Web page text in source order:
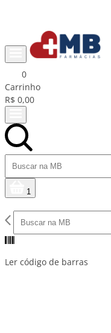
0
Carrinho
R$ 0,00
1
Ler código de barras